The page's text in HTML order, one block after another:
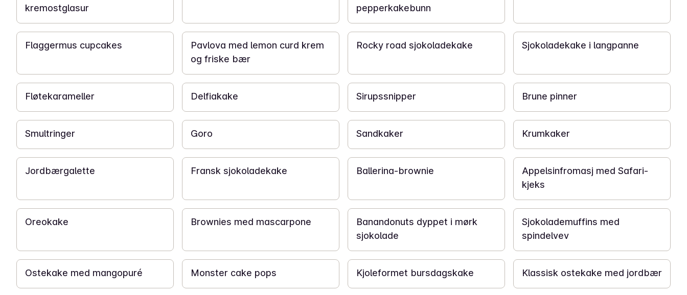
kremostglasur
pepperkakebunn
1 t 30 min
Flaggermus cupcakes
2 t
Pavlova med lemon curd krem ​​
og friske bær
20 min
Rocky road sjokoladekake
1 t 40 min
Sjokoladekake i langpanne
1 t 30 min
Fløtekarameller
30 min
Delfiakake
2 t
Sirupssnipper
40 min
Brune pinner
2 t
Smultringer
2 t 30 min
Goro
2 t
Sandkaker
1 t
Krumkaker
2 t
Jordbærgalette
1 t
Fransk sjokoladekake
45 min
Ballerina-brownie
4 t
Appelsinfromasj med Safari-
kjeks
1 t 30 min
Oreokake
1 t
Brownies med mascarpone
30 min
Banandonuts dyppet i mørk
sjokolade
45 min
Sjokolademuffins med
spindelvev
5 t
Ostekake med mangopuré
2 t 30 min
Monster cake pops
1 t 30 min
Kjoleformet bursdagskake
5 t
Klassisk ostekake med jordbær
14 t 3 t 3 t 6 t